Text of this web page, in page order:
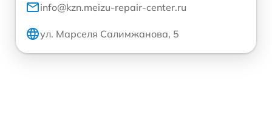
info@kzn.meizu-repair-center.ru
ул. Марселя Салимжанова, 5